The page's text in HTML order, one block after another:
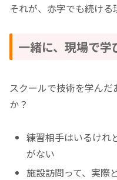
それが、赤字でも続ける
一緒に、現場で学
スクールで技術を学ん
か？
練習相手はいるけれ
がない
施設訪問って、実際